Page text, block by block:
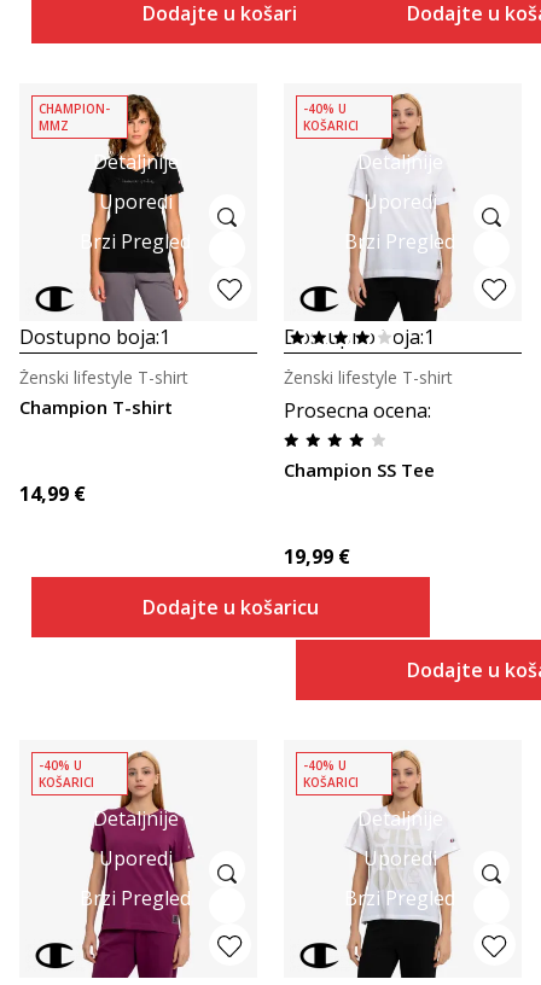
Dodajte u košaricu Dodajte u
Detaljnije
Uporedi
Brzi Pregled
CHAMPION-
MMZ
Dostupno boja:1
Champion T-shirt
Ženski lifestyle T-shirt
14,99 €
Dodajte u košaricu
Detaljnije
Uporedi
Brzi Pregled
-40% U
KOŠARICI
Dostupno boja:1
Prosecna ocena:
Champion SS Tee
Ženski lifestyle T-shirt
19,99 €
Dodajte u
Detaljnije
Uporedi
Brzi Pregled
-40% U
KOŠARICI
Detaljnije
Uporedi
Brzi Pregled
-40% U
KOŠARICI